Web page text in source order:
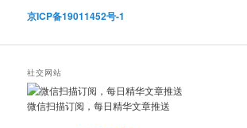
京ICP备19011452号-1
社交网站
微信扫描订阅，每日精华文章推送